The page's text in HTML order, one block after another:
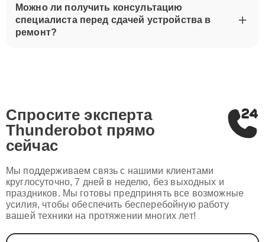
Можно ли получить консультацию
специалиста перед сдачей устройства в
ремонт?
Спросите эксперта
Thunderobot прямо
сейчас
Мы поддерживаем связь с нашими клиентами
круглосуточно, 7 дней в неделю, без выходных и
праздников. Мы готовы предпринять все возможные
усилия, чтобы обеспечить бесперебойную работу
вашей техники на протяжении многих лет!